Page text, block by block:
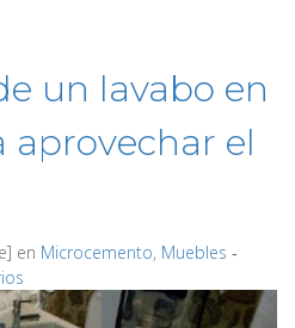
un lavabo en
aprovechar el
en Microcemento, Muebles ‐